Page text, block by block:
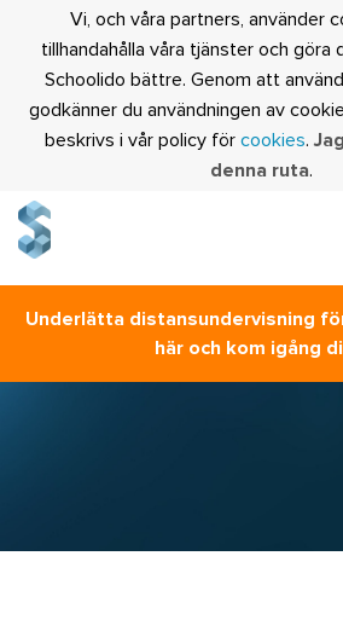
Vi, och våra partners, använder
tillhandahålla våra tjänster och göra
Schoolido bättre. Genom att
godkänner du användningen av
beskrivs i vår policy för cookies.
denna ruta.
Underlätta distansundervisning
här och kom igång